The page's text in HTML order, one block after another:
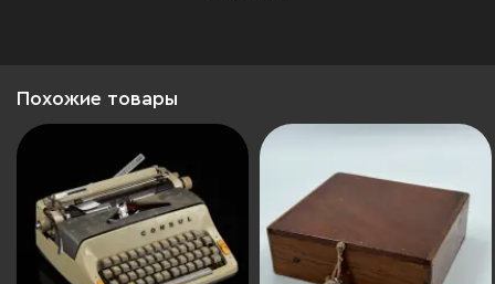
Похожие товары